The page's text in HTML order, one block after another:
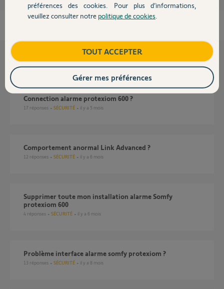
Contact
Questions liées
Connection alarme protexiom 600 ?
17 réponses SÉCURITÉ il y a 5 mois
Comportement anormal Link Advanced ?
12 réponses SÉCURITÉ il y a 6 mois
Supprimer toute mon installation alarme Somfy
protexiom 600
4 réponses SÉCURITÉ il y a 6 mois
Problème interface alarme somfy protexiom ?
13 réponses SÉCURITÉ il y a 8 mois
préférences des cookies. Pour plus d’informations,
veuillez consulter notre politique de cookies
TOUT ACCEPTER
Gérer mes préférences